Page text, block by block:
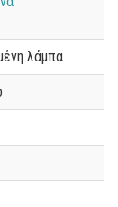
λάμπα